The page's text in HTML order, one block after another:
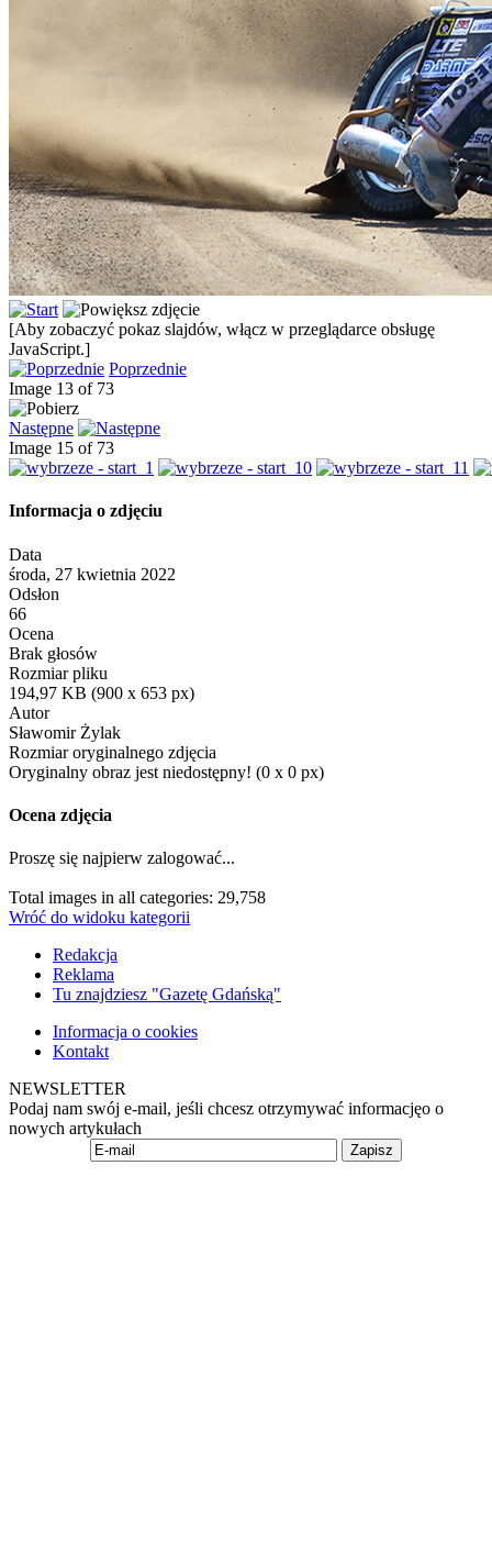
[Aby zobaczyć pokaz slajdów, włącz w przeglądarce obsługę
JavaScript.]
Poprzednie
Image 13 of 73
Następne
Image 15 of 73
Informacja o zdjęciu
Data
środa, 27 kwietnia 2022
Odsłon
66
Ocena
Brak głosów
Rozmiar pliku
194,97 KB (900 x 653 px)
Autor
Sławomir Żylak
Rozmiar oryginalnego zdjęcia
Oryginalny obraz jest niedostępny! (0 x 0 px)
Ocena zdjęcia
Proszę się najpierw zalogować...
Total images in all categories: 29,758
Wróć do widoku kategorii
Redakcja
Reklama
Tu znajdziesz "Gazetę Gdańską"
Informacja o cookies
Kontakt
NEWSLETTER
Podaj nam swój e-mail, jeśli chcesz otrzymywać informacjęo o
nowych artykułach
Zapisz